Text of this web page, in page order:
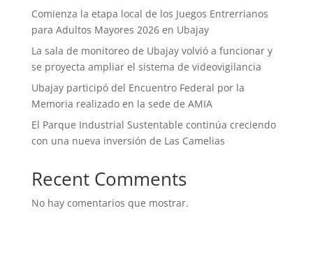
Comienza la etapa local de los Juegos Entrerrianos
para Adultos Mayores 2026 en Ubajay
La sala de monitoreo de Ubajay volvió a funcionar y
se proyecta ampliar el sistema de videovigilancia
Ubajay participó del Encuentro Federal por la
Memoria realizado en la sede de AMIA
El Parque Industrial Sustentable continúa creciendo
con una nueva inversión de Las Camelias
Recent Comments
No hay comentarios que mostrar.